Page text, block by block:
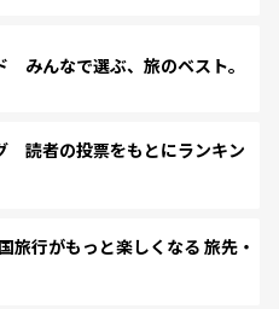
みんなで選ぶ、旅のベスト。
読者の投票をもとにランキン
行がもっと楽しくなる 旅先・